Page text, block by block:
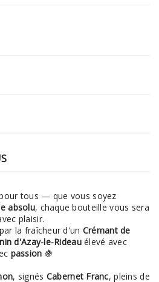
tous — que vous soyez
absolu, chaque bouteille vous sera
plaisir.
la fraîcheur d'un Crémant de
d'Azay-le-Rideauélevé avec
passion 🍇
, signés Cabernet Franc, pleins de